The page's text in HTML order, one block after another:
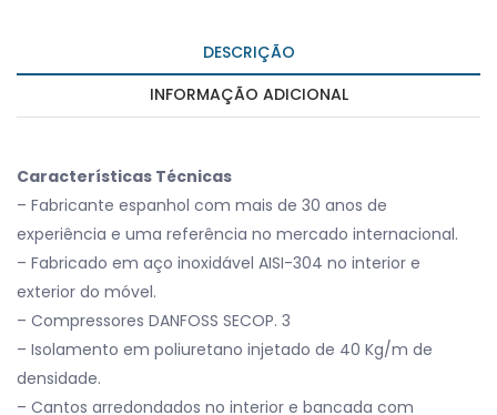
DESCRIÇÃO
INFORMAÇÃO ADICIONAL
Características Técnicas
– Fabricante espanhol com mais de 30 anos de
experiência e uma referência no mercado internacional.
– Fabricado em aço inoxidável AISI-304 no interior e
exterior do móvel.
– Compressores DANFOSS SECOP. 3
– Isolamento em poliuretano injetado de 40 Kg/m de
densidade.
– Cantos arredondados no interior e bancada com